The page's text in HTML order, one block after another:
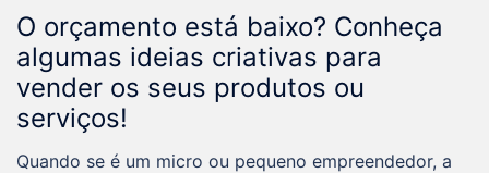
O orçamento está baixo? Conheça
algumas ideias criativas para
vender os seus produtos ou
serviços!
Quando se é um micro ou pequeno empreendedor, a